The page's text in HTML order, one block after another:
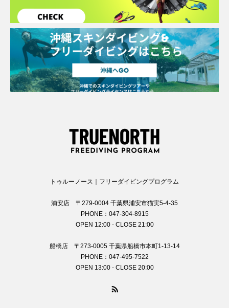
トゥルーノース｜フリーダイビングプログラム
浦安店 〒279-0004 千葉県浦安市猫実5-4-35
PHONE：047-304-8915
OPEN 12:00 - CLOSE 21:00
船橋店 〒273-0005 千葉県船橋市本町1-13-14
PHONE：047-495-7522
OPEN 13:00 - CLOSE 20:00